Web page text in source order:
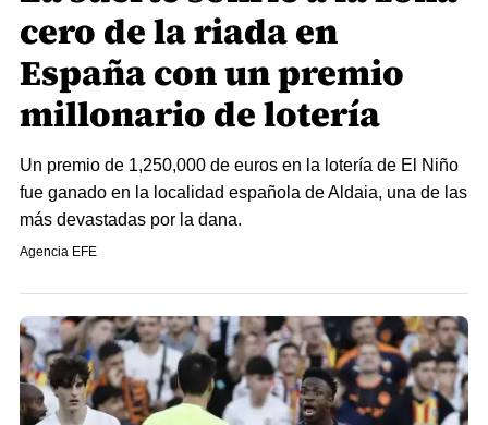
cero de la riada en
España con un premio
millonario de lotería
Un premio de 1,250,000 de euros en la lotería de El Niño
fue ganado en la localidad española de Aldaia, una de las
más devastadas por la dana.
Agencia EFE